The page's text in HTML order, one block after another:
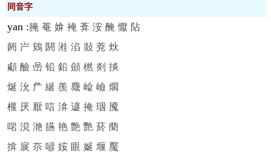
同音字
yan :腌 菴 媕 裺 葊 洝 醃 懨 阽
阏 屵 鴳 閼 溎 淊 敥 萒 炏
顑 醶 喦 铅 鉛 顩 橪 剡 掞
烻 沇 厃 綖 羨 麙 崄 嶮 爓
椻 厌 厭 唁 渰 遃 掩 珚 魇
啱 渷 滟 臙 艳 艶 艷 菸 蔅
揜 扊 夵 喭 姲 眼 娫 堰 魘